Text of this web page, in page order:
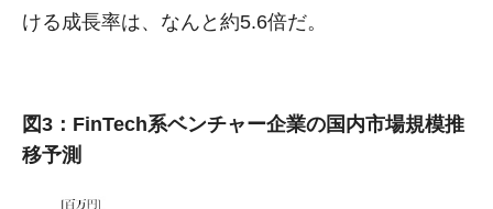
ける成長率は、なんと約5.6倍だ。
図3：FinTech系ベンチャー企業の国内市場規模推
移予測